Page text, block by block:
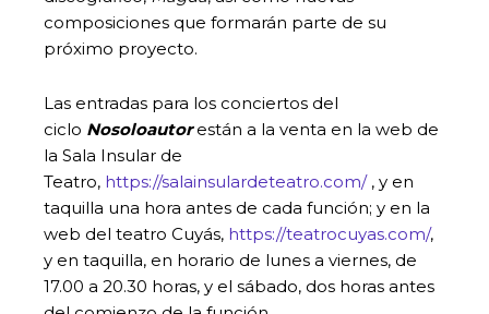
composiciones que formarán parte de su
próximo proyecto.
Las entradas para los conciertos del
ciclo Nosoloautorestán a la venta en la web de
la Sala Insular de
Teatro, https://salainsulardeteatro.com/, y en
taquilla una hora antes de cada función; y en la
web del teatro Cuyás, https://teatrocuyas.com/,
y en taquilla, en horario de lunes a viernes, de
17.00 a 20.30 horas, y el sábado, dos horas antes